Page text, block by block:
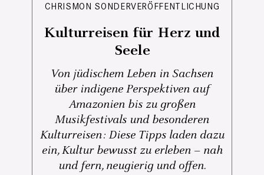
CHRISMON SONDERVERÖFFENTLICHUNG
Kulturreisen für Herz und
Seele
Von jüdischem Leben in Sachsen
über indigene Perspektiven auf
Amazonien bis zu großen
Musikfestivals und besonderen
Kulturreisen: Diese Tipps laden dazu
ein, Kultur bewusst zu erleben – nah
und fern, neugierig und offen.